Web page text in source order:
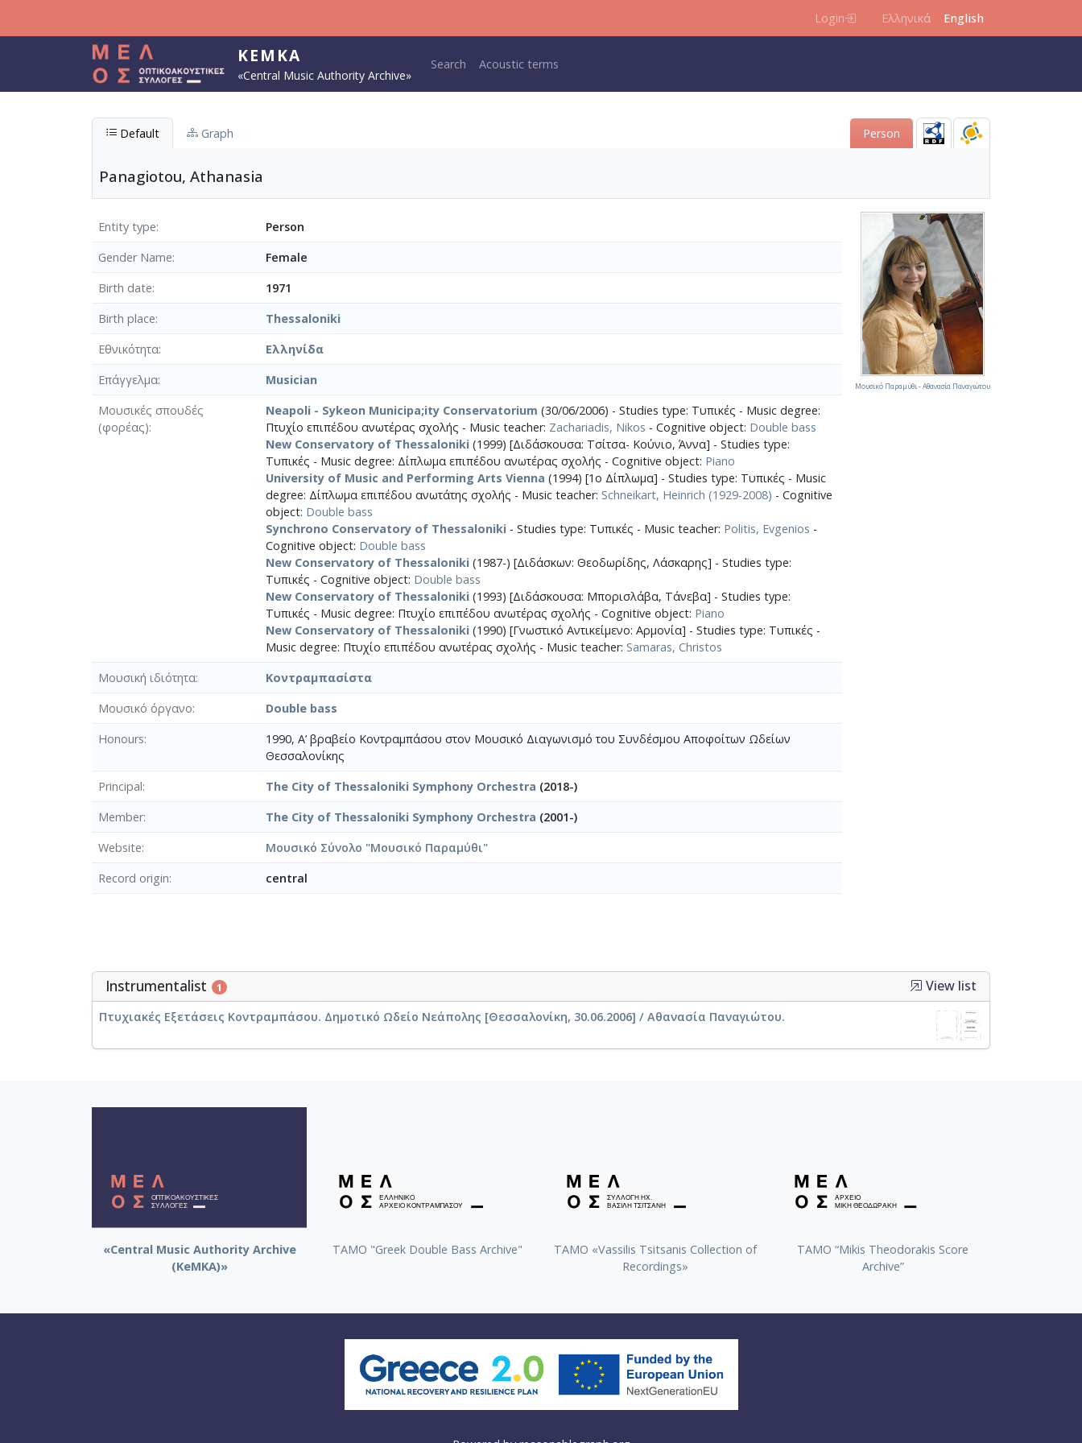
Login Ελληνικά English
KEMKA
«Central Music Authority Archive»
Main navigation
Search Acoustic terms
Default Graph Person
Panagiotou, Athanasia
Entity type
Person
Gender Name
Female
Birth date
1971
Birth place
Thessaloniki
Εθνικότητα
Ελληνίδα
Επάγγελμα
Musician
Μουσικές σπουδές
(φορέας)
Neapoli - Sykeon Municipa;ity Conservatorium (30/06/2006) - Studies type: Τυπικές - Music degree:
Πτυχίο επιπέδου ανωτέρας σχολής - Music teacher: Zachariadis, Nikos - Cognitive object: Double bass
New Conservatory of Thessaloniki (1999) [Διδάσκουσα: Τσίτσα- Κούνιο, Άννα] - Studies type:
Τυπικές - Music degree: Δίπλωμα επιπέδου ανωτέρας σχολής - Cognitive object: Piano
University of Music and Performing Arts Vienna (1994) [1ο Δίπλωμα] - Studies type: Τυπικές - Music
degree: Δίπλωμα επιπέδου ανωτάτης σχολής - Music teacher: Schneikart, Heinrich (1929-2008) - Cognitive
object: Double bass
Synchrono Conservatory of Thessaloniki - Studies type: Τυπικές - Music teacher: Politis, Evgenios -
Cognitive object: Double bass
New Conservatory of Thessaloniki (1987-) [Διδάσκων: Θεοδωρίδης, Λάσκαρης] - Studies type:
Τυπικές - Cognitive object: Double bass
New Conservatory of Thessaloniki (1993) [Διδάσκουσα: Μπορισλάβα, Τάνεβα] - Studies type:
Τυπικές - Music degree: Πτυχίο επιπέδου ανωτέρας σχολής - Cognitive object: Piano
New Conservatory of Thessaloniki (1990) [Γνωστικό Αντικείμενο: Αρμονία] - Studies type: Τυπικές -
Music degree: Πτυχίο επιπέδου ανωτέρας σχολής - Music teacher: Samaras, Christos
Μουσική ιδιότητα
Κοντραμπασίστα
Μουσικό όργανο
Double bass
Honours
1990, A’ βραβείο Κοντραμπάσου στον Μουσικό Διαγωνισμό του Συνδέσμου Αποφοίτων Ωδείων
Θεσσαλονίκης
Principal
The City of Thessaloniki Symphony Orchestra (2018-)
Member
The City of Thessaloniki Symphony Orchestra (2001-)
Website
Μουσικό Σύνολο "Μουσικό Παραμύθι"
Record origin
central
Μουσικό Παραμύθι - Αθανασία Παναγιώτου
Instrumentalist 1 View list
Πτυχιακές Εξετάσεις Κοντραμπάσου. Δημοτικό Ωδείο Νεάπολης [Θεσσαλονίκη, 30.06.2006] / Αθανασία Παναγιώτου.
«Central Music Authority Archive
(KeMKA)»
ΤΑΜΟ "Greek Double Bass Archive"
TAMO «Vassilis Tsitsanis Collection of
Recordings»
TAMO “Mikis Theodorakis Score
Archive”